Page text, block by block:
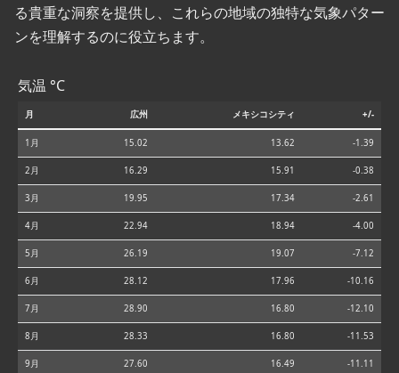
る貴重な洞察を提供し、これらの地域の独特な気象パター
ンを理解するのに役立ちます。
気温 °C
月 広州 メキシコシティ +/-
1月 15.02 13.62 -1.39
2月 16.29 15.91 -0.38
3月 19.95 17.34 -2.61
4月 22.94 18.94 -4.00
5月 26.19 19.07 -7.12
6月 28.12 17.96 -10.16
7月 28.90 16.80 -12.10
8月 28.33 16.80 -11.53
9月 27.60 16.49 -11.11